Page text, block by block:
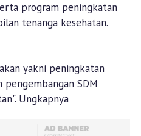
program peningkatan
tenanga kesehatan.
yakni peningkatan
pengembangan SDM
Ungkapnya